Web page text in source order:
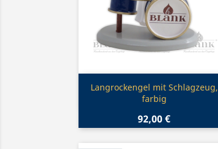
Vorschau
Langrockengel mit Schlagzeug,
farbig
92,00 €